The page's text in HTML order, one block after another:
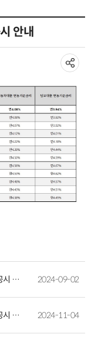
안내
2024년 09월 변동 기준 금리 공시 안내 2024-09-02
2024년 11월 변동 기준 금리 공시 안내 2024-11-04